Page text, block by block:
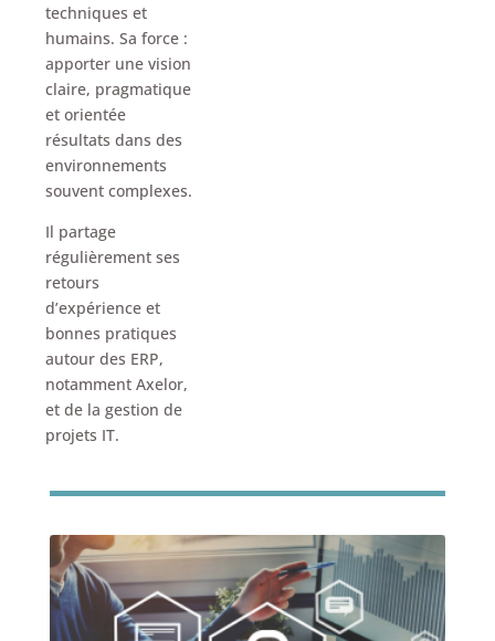
techniques et
humains. Sa force :
apporter une vision
claire, pragmatique
et orientée
résultats dans des
environnements
souvent complexes.
Il partage
régulièrement ses
retours
d’expérience et
bonnes pratiques
autour des ERP,
notamment Axelor,
et de la gestion de
projets IT.